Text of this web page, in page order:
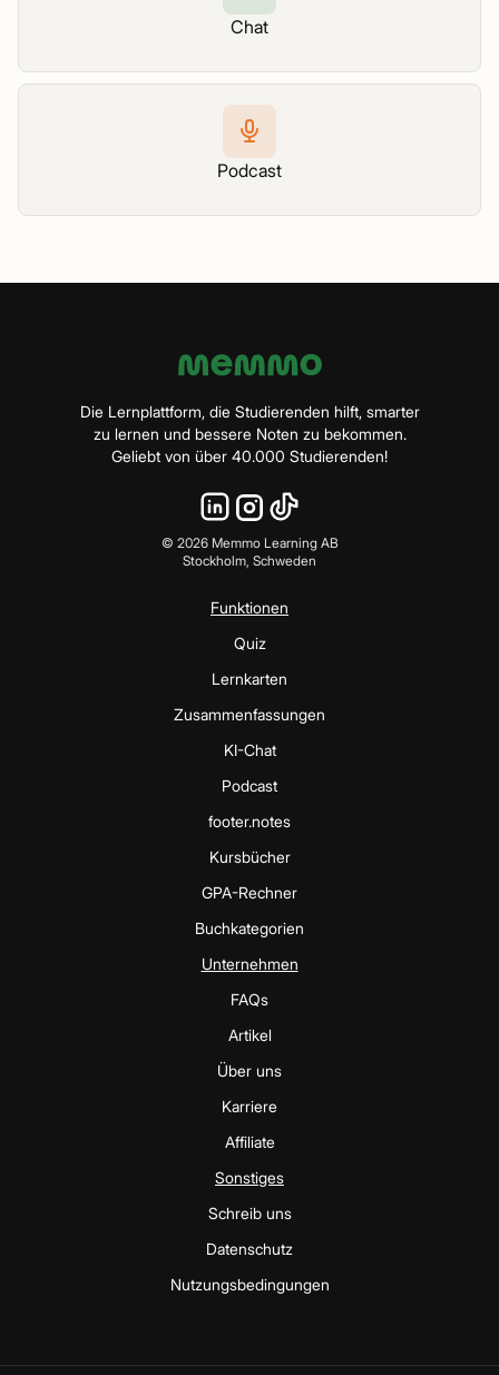
Chat
Podcast
Die Lernplattform, die Studierenden hilft, smarter
zu lernen und bessere Noten zu bekommen.
Geliebt von über 40.000 Studierenden!
© 2026Memmo Learning AB
Stockholm, Schweden
Funktionen
Quiz
Lernkarten
Zusammenfassungen
KI-Chat
Podcast
footer.notes
Kursbücher
GPA-Rechner
Buchkategorien
Unternehmen
FAQs
Artikel
Über uns
Karriere
Affiliate
Sonstiges
Schreib uns
Datenschutz
Nutzungsbedingungen